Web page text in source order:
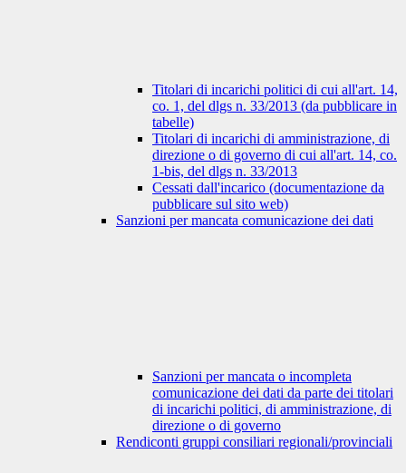
Titolari di incarichi politici di cui all'art. 14,
co. 1, del dlgs n. 33/2013 (da pubblicare in
tabelle)
Titolari di incarichi di amministrazione, di
direzione o di governo di cui all'art. 14, co.
1-bis, del dlgs n. 33/2013
Cessati dall'incarico (documentazione da
pubblicare sul sito web)
Sanzioni per mancata comunicazione dei dati
Sanzioni per mancata o incompleta
comunicazione dei dati da parte dei titolari
di incarichi politici, di amministrazione, di
direzione o di governo
Rendiconti gruppi consiliari regionali/provinciali